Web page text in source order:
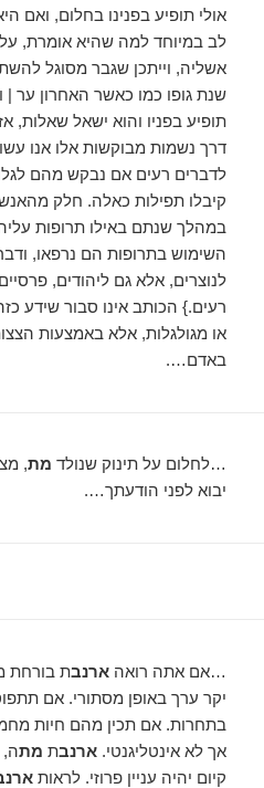
אולי תופיע בפנינו בחלום, ואם
לב במיוחד למה שהיא אומרת, על
אשליה, וייתכן שגבר מסוגל
שנת גופו כמו כאשר האחרון ער
תופיע בפניו והוא ישאל שאלות,
דרך נשמות מבוקשות אלו אנו
לדברים רעים אם נבקש מהם
קיבלו תפילות כאלה. חלק
במהלך שנתם באילו תרופות
השימוש בתרופות הם נרפאו,
לנוצרים, אלא גם ליהודים,
רעים.} הכותב אינו סבור שידע
או מגולגלות, אלא באמצעות
באדם….
…לחלום על תינוק שנולד מת,
יבוא לפני הודעתך….
…אם אתה רואהארנבת בורחת
יקר ערך באופן מסתורי. אם
בתחרות. אם תכין מהם חיות
אך לא אינטליגנטי.ארנבת מתה,
קיום יהיה עניין פרוזי. לראות